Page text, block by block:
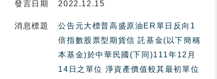
發言日期 2022.12.15
消息標題
公告元大標普高盛原油ER單日反向1
倍指數股票型期貨信 託基金(以下簡稱
本基金)於中華民國(下同)111年12月
14日之單位 淨資產價值較其最初單位